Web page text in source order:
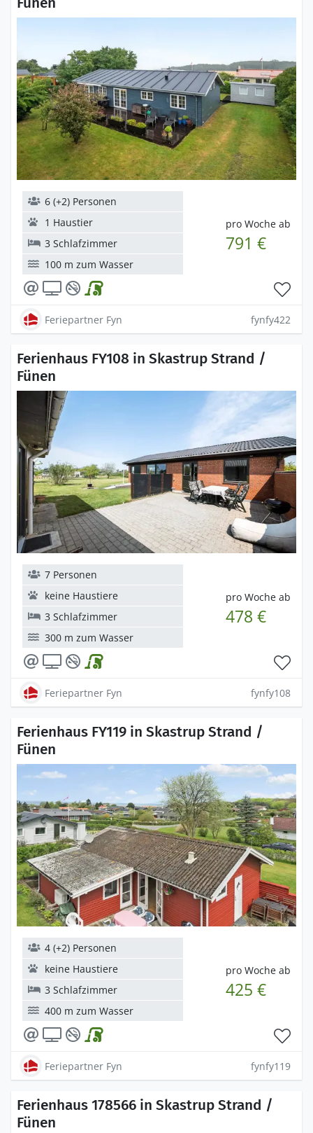
pro Woche ab
791 €
6 (+2) Personen
1 Haustier
3 Schlafzimmer
100 m zum Wasser
Feriepartner Fyn fynfy422
Ferienhaus FY108 in Skastrup Strand /
Fünen
pro Woche ab
478 €
7 Personen
keine Haustiere
3 Schlafzimmer
300 m zum Wasser
Feriepartner Fyn fynfy108
Ferienhaus FY119 in Skastrup Strand /
Fünen
pro Woche ab
425 €
4 (+2) Personen
keine Haustiere
3 Schlafzimmer
400 m zum Wasser
Feriepartner Fyn fynfy119
Ferienhaus 178566 in Skastrup Strand /
Fünen